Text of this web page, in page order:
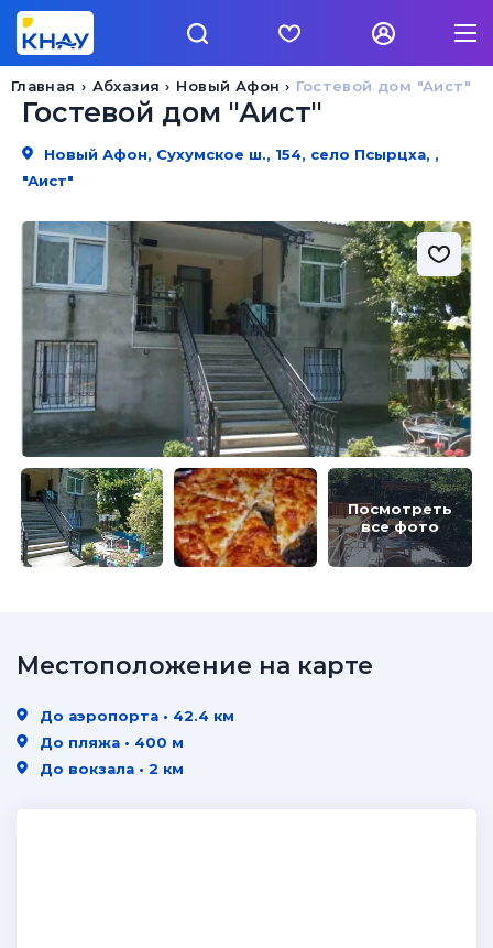
Гостевой дом "Аист"
Новый Афон
Абхазия
Главная
Гостевой дом "Аист"
Новый Афон, Сухумское ш., 154, село Псырцха, ,
"Аист"
Посмотреть
все фото
Местоположение на карте
До аэропорта • 42.4 км
До пляжа • 400 м
До вокзала • 2 км